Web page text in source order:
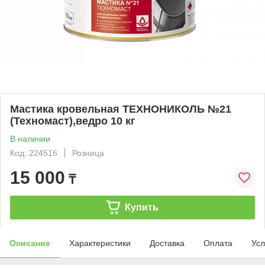
Мастика кровельная ТЕХНОНИКОЛЬ №21
(Техномаст),ведро 10 кг
В наличии
Код: 224516
Розница
15 000 ₸
Купить
Описание Характеристики Доставка Оплата